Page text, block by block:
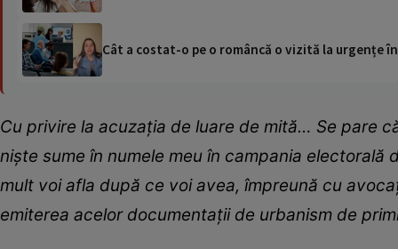
Cât a costat-o pe o româncă o vizită la urgențe
Cu privire la acuzația de luare de mită… Se pare
niște sume în numele meu în campania
mult voi afla după ce voi avea, împreună cu
emiterea acelor documentații de urbanism de